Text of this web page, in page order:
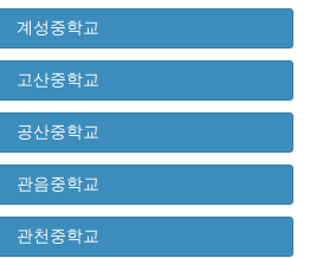
계성중학교
고산중학교
공산중학교
관음중학교
관천중학교